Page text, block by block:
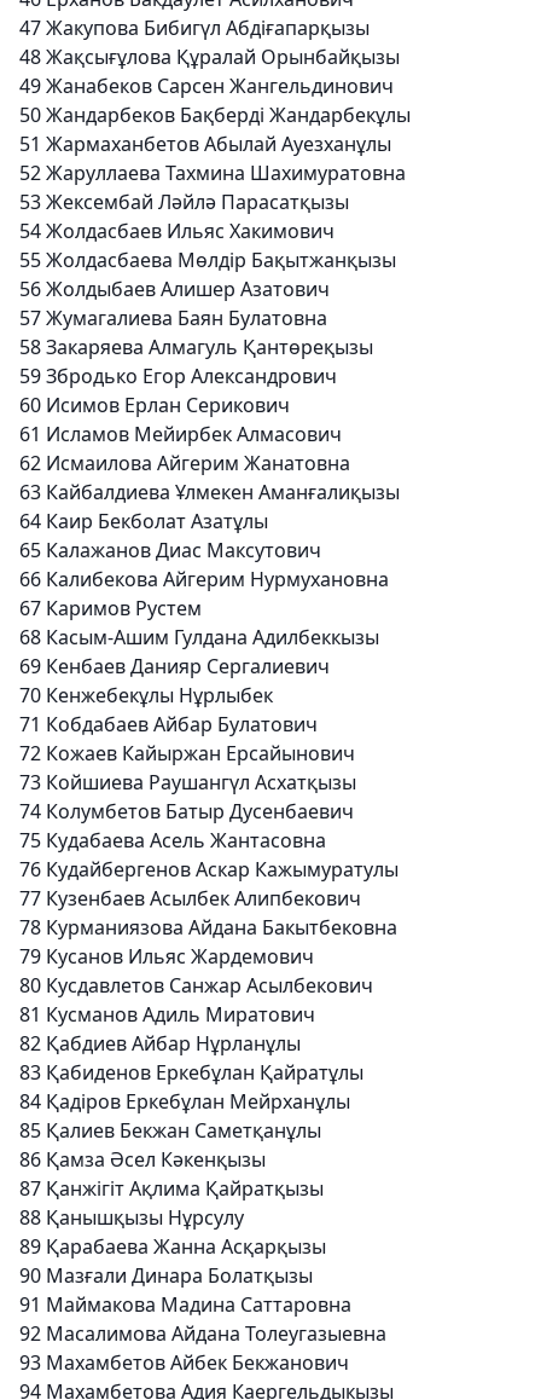
47Жакупова Бибигүл Абдіғапарқызы
48Жақсығұлова Құралай Орынбайқызы
49Жанабеков Сарсен Жангельдинович
50Жандарбеков Бақберді Жандарбекұлы
51 Жармаханбетов Абылай Ауезханұлы
52Жаруллаева Тахмина Шахимуратовна
53Жексембай Ләйлә Парасатқызы
54Жолдасбаев Ильяс Хакимович
55Жолдасбаева Мөлдір Бақытжанқызы
56Жолдыбаев Алишер Азатович
57Жумагалиева Баян Булатовна
58Закаряева Алмагуль Қантөреқызы
59Збродько Егор Александрович
60 Исимов Ерлан Серикович
61 Исламов Мейирбек Алмасович
62 Исмаилова Айгерим Жанатовна
63 Кайбалдиева Ұлмекен Аманғалиқызы
64 Каир Бекболат Азатұлы
65 Калажанов Диас Максутович
66 Калибекова Айгерим Нурмухановна
67 Каримов Рустем
68 Касым-Ашим Гулдана Адилбеккызы
69 Кенбаев Данияр Сергалиевич
70 Кенжебекұлы Нұрлыбек
71 Кобдабаев Айбар Булатович
72 Кожаев Кайыржан Ерсайынович
73 Койшиева Раушангүл Асхатқызы
74 Колумбетов Батыр Дусенбаевич
75 Кудабаева Асель Жантасовна
76 Кудайбергенов Аскар Кажымуратулы
77 Кузенбаев Асылбек Алипбекович
78 Курманиязова Айдана Бакытбековна
79 Кусанов Ильяс Жардемович
80 Кусдавлетов Санжар Асылбекович
81 Кусманов Адиль Миратович
82 Қабдиев Айбар Нұрланұлы
83 Қабиденов Еркебұлан Қайратұлы
84 Қадіров Еркебұлан Мейрханұлы
85 Қалиев Бекжан Саметқанұлы
86 Қамза Әсел Кәкенқызы
87 Қанжігіт Ақлима Қайратқызы
88 Қанышқызы Нұрсулу
89 Қарабаева Жанна Асқарқызы
90 Мазғали Динара Болатқызы
91 Маймакова Мадина Саттаровна
92 Масалимова Айдана Толеугазыевна
93 Махамбетов Айбек Бекжанович
94 Махамбетова Адия Каергельдыкызы